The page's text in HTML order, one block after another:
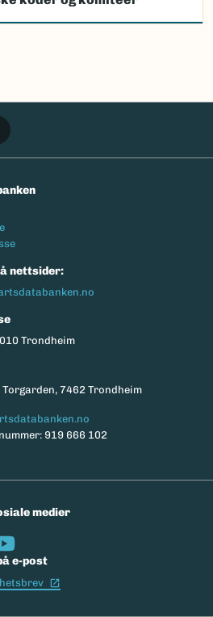
nettsider:
Trondheim
7462 Trondheim
919 666 102
medier
e-post